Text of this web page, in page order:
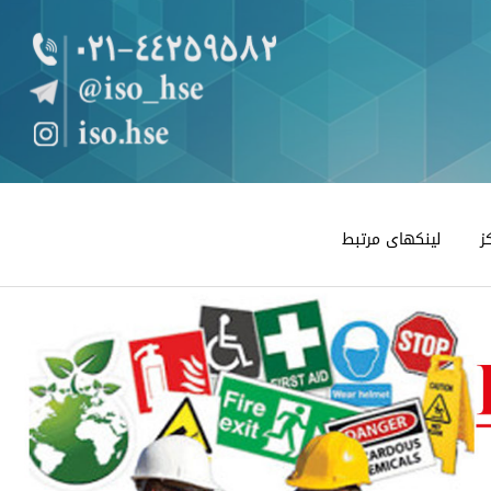
لینکهای مرتبط